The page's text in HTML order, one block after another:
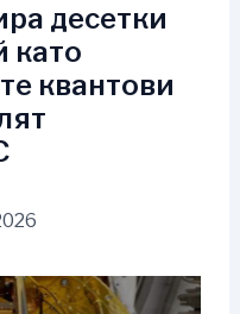
десетки
като
квантови